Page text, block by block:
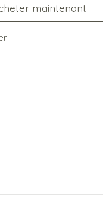
maintenant